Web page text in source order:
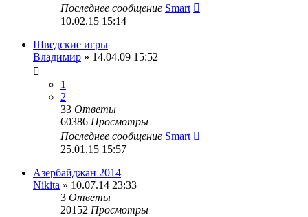
Последнее сообщение Smart
10.02.15 15:14
Шведские игры
Владимир » 14.04.09 15:52
1
2
33 Ответы
60386 Просмотры
Последнее сообщение Smart
25.01.15 15:57
Азербайджан 2014
Nikita » 10.07.14 23:33
3 Ответы
20152 Просмотры